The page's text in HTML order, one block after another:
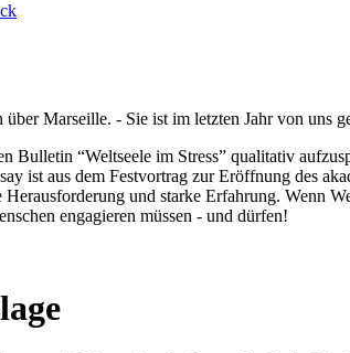
Marseille. - Sie ist im letzten Jahr von uns
“Weltseele im Stress” qualitativ
aus dem Festvortrag zur Eröffnung des
und starke Erfahrung. Wenn
engagieren müssen - und dürfen!